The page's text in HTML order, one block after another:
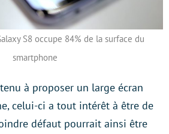
S8 occupe 84% de la surface du
smartphone
à proposer un large écran
celui-ci a tout intérêt à être de
défaut pourrait ainsi être